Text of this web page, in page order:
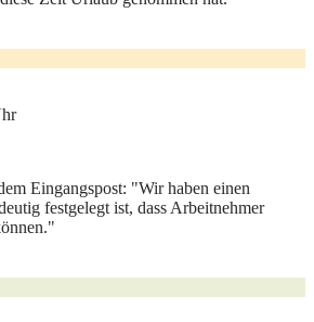
Eingangspost: "Wir haben einen
festgelegt ist, dass Arbeitnehmer